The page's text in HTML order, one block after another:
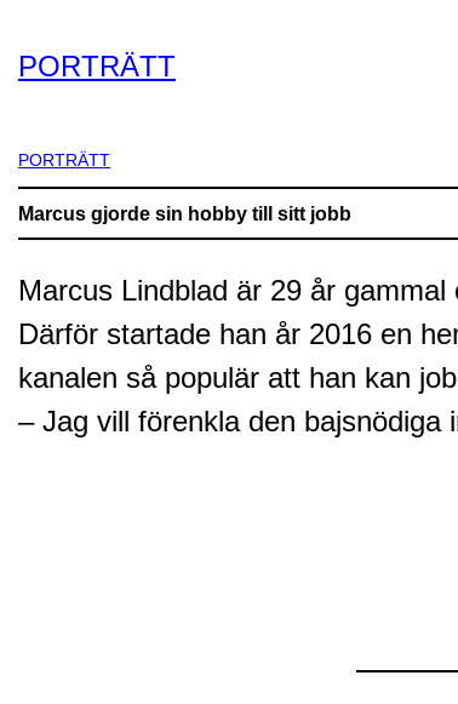
PORTRÄTT
PORTRÄTT
Marcus gjorde sin hobby till sitt jobb
Marcus Lindblad är 29 år
Därför startade han år 2016 en
kanalen så populär att han kan
– Jag vill förenkla den bajsnödiga